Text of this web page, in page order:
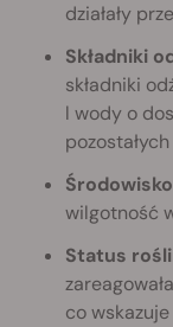
działały
Składniki
składniki
l wody o
wilgotność
Status
co